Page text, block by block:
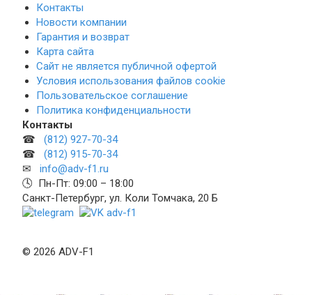
Контакты
Новости компании
Гарантия и возврат
Карта сайта
Сайт не является публичной офертой
Условия использования файлов cookie
Пользовательское соглашение
Политика конфиденциальности
Контакты
☎ (812) 927-70-34
☎ (812) 915-70-34
✉ info@adv-f1.ru
🕓 Пн-Пт: 09:00 – 18:00
Санкт-Петербург, ул. Коли Томчака, 20 Б
© 2026 ADV-F1